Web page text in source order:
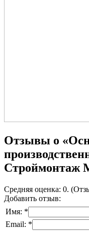
Отзывы о
Строймонтаж
Средняя оценка: 0.
Добавить отзыв:
Имя: *
Email: *